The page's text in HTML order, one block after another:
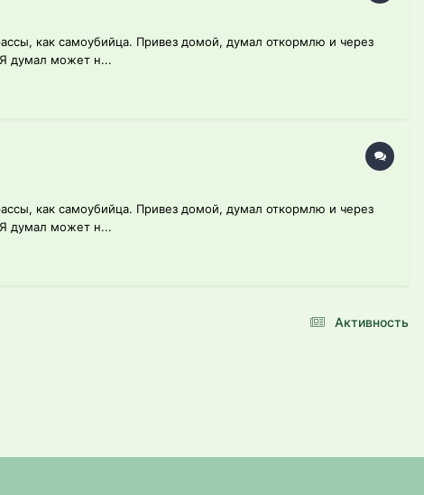
как самоубийца. Привез домой, думал откормлю и через
Я думал может н...
как самоубийца. Привез домой, думал откормлю и через
Я думал может н...
Активность